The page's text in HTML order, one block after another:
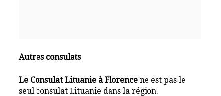
Autres consulats
Le Consulat Lituanie à Florence ne est pas le
seul consulat Lituanie dans la région.